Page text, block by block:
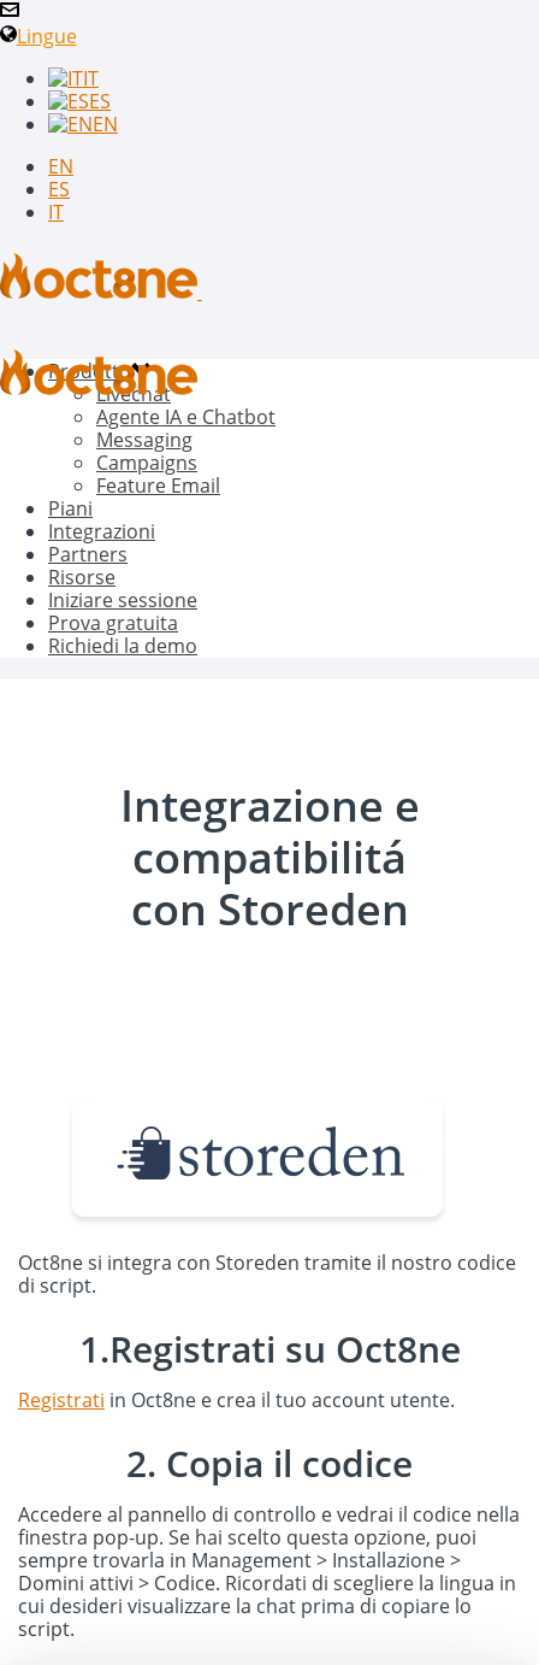
Lingue
IT
ES
EN
EN
ES
IT
Prodotto
Livechat
Agente IA e Chatbot
Messaging
Campaigns
Feature Email
Piani
Integrazioni
Partners
Risorse
Iniziare sessione
Prova gratuita
Richiedi la demo
Integrazione e
compatibilitá
con Storeden
Oct8ne si integra con Storeden tramite il nostro codice
di script.
1.Registrati su Oct8ne
Registrati in Oct8ne e crea il tuo account utente.
2. Copia il codice
Accedere al pannello di controllo e vedrai il codice nella
finestra pop-up. Se hai scelto questa opzione, puoi
sempre trovarla in Management > Installazione >
Domini attivi > Codice. Ricordati di scegliere la lingua in
cui desideri visualizzare la chat prima di copiare lo
script.